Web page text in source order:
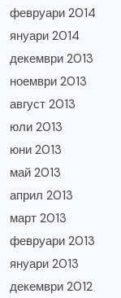
февруари 2014
януари 2014
декември 2013
ноември 2013
август 2013
юли 2013
юни 2013
май 2013
април 2013
март 2013
февруари 2013
януари 2013
декември 2012